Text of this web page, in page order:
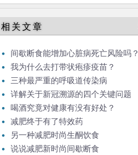
：
相关文章
间歇断食能增加心脏病死亡风险吗？
我为什么去打带状疱疹疫苗？
三种最严重的呼吸道传染病
详解关于新冠溯源的四个关键问题
喝酒究竟对健康有没有好处？
减肥终于有了特效药
另一种减肥时尚生酮饮食
说说减肥新时尚间歇断食